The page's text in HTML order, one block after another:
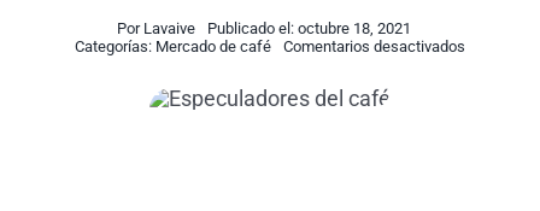
Por Lavaive
Publicado el: octubre 18, 2021
Categorías: Mercado de café Comentarios desactivados